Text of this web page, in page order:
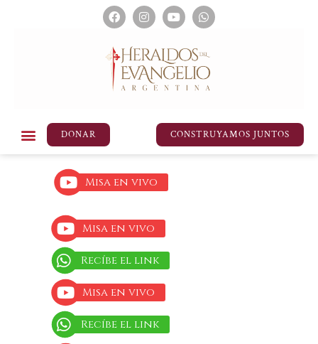
DONAR CONSTRUYAMOS JUNTOS
Misa en vivo
Misa en vivo
Recíbe el link
Misa en vivo
Recíbe el link